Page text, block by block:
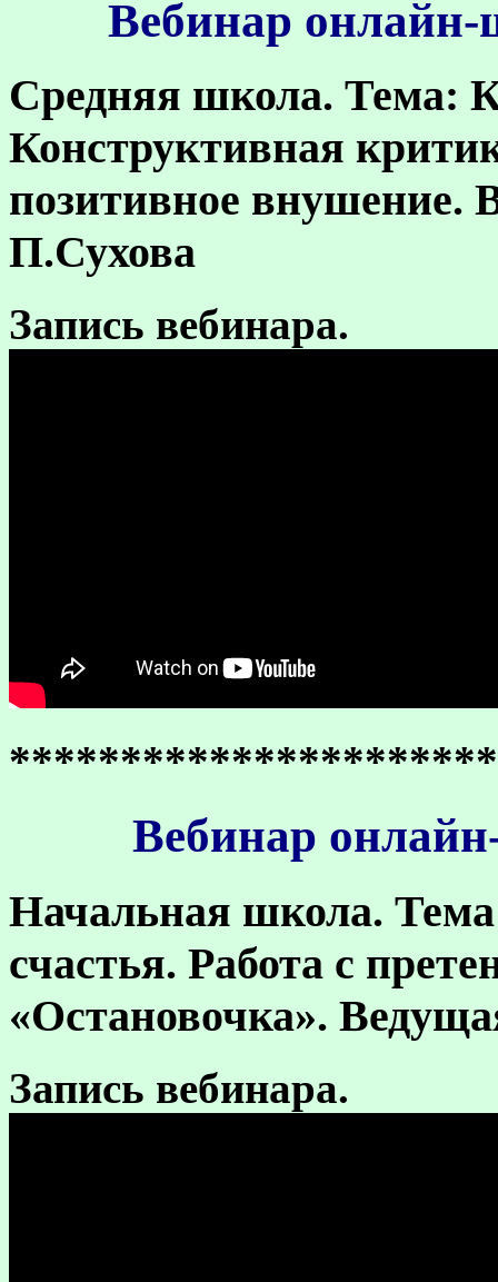
Вебинар
Средняя школа. Тема:
Конструктивная
позитивное внушение.
П.Сухова
Запись вебинара.
Вебинар
Начальная школа.
счастья. Работа с
«Остановочка».
Запись вебинара.